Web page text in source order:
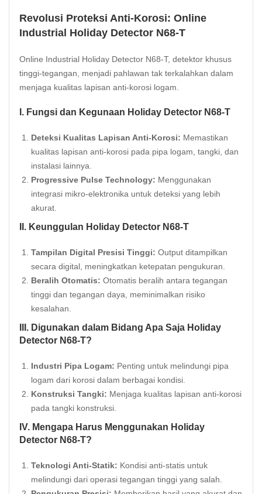
Revolusi Proteksi Anti-Korosi: Online
Industrial Holiday Detector N68-T
Online Industrial Holiday Detector N68-T, detektor khusus
tinggi-tegangan, menjadi pahlawan tak terkalahkan dalam
menjaga kualitas lapisan anti-korosi logam.
I. Fungsi dan Kegunaan Holiday Detector N68-T
Deteksi Kualitas Lapisan Anti-Korosi: Memastikan
kualitas lapisan anti-korosi pada pipa logam, tangki, dan
instalasi lainnya.
Progressive Pulse Technology: Menggunakan
integrasi mikro-elektronika untuk deteksi yang lebih
akurat.
II. Keunggulan Holiday Detector N68-T
Tampilan Digital Presisi Tinggi: Output ditampilkan
secara digital, meningkatkan ketepatan pengukuran.
Beralih Otomatis: Otomatis beralih antara tegangan
tinggi dan tegangan daya, meminimalkan risiko
kesalahan.
III. Digunakan dalam Bidang Apa Saja Holiday
Detector N68-T?
Industri Pipa Logam: Penting untuk melindungi pipa
logam dari korosi dalam berbagai kondisi.
Konstruksi Tangki: Menjaga kualitas lapisan anti-korosi
pada tangki konstruksi.
IV. Mengapa Harus Menggunakan Holiday
Detector N68-T?
Teknologi Anti-Statik: Kondisi anti-statis untuk
melindungi dari operasi tegangan tinggi yang salah.